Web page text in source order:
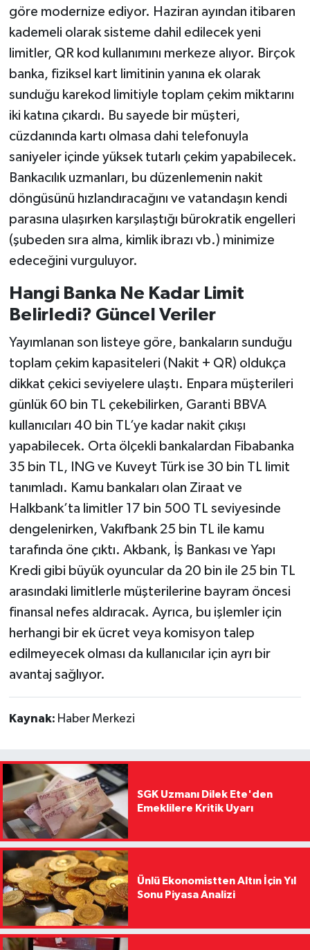
göre modernize ediyor. Haziran ayından itibaren
kademeli olarak sisteme dahil edilecek yeni
limitler, QR kod kullanımını merkeze alıyor. Birçok
banka, fiziksel kart limitinin yanına ek olarak
sunduğu karekod limitiyle toplam çekim miktarını
iki katına çıkardı. Bu sayede bir müşteri,
cüzdanında kartı olmasa dahi telefonuyla
saniyeler içinde yüksek tutarlı çekim yapabilecek.
Bankacılık uzmanları, bu düzenlemenin nakit
döngüsünü hızlandıracağını ve vatandaşın kendi
parasına ulaşırken karşılaştığı bürokratik engelleri
(şubeden sıra alma, kimlik ibrazı vb.) minimize
edeceğini vurguluyor.
Hangi Banka Ne Kadar Limit
Belirledi? Güncel Veriler
Yayımlanan son listeye göre, bankaların sunduğu
toplam çekim kapasiteleri (Nakit + QR) oldukça
dikkat çekici seviyelere ulaştı. Enpara müşterileri
günlük 60 bin TL çekebilirken, Garanti BBVA
kullanıcıları 40 bin TL’ye kadar nakit çıkışı
yapabilecek. Orta ölçekli bankalardan Fibabanka
35 bin TL, ING ve Kuveyt Türk ise 30 bin TL limit
tanımladı. Kamu bankaları olan Ziraat ve
Halkbank’ta limitler 17 bin 500 TL seviyesinde
dengelenirken, Vakıfbank 25 bin TL ile kamu
tarafında öne çıktı. Akbank, İş Bankası ve Yapı
Kredi gibi büyük oyuncular da 20 bin ile 25 bin TL
arasındaki limitlerle müşterilerine bayram öncesi
finansal nefes aldıracak. Ayrıca, bu işlemler için
herhangi bir ek ücret veya komisyon talep
edilmeyecek olması da kullanıcılar için ayrı bir
avantaj sağlıyor.
Kaynak: Haber Merkezi
SGK Uzmanı Dilek Ete'den
Emeklilere Kritik Uyarı
Ünlü Ekonomistten Altın İçin Yıl
Sonu Piyasa Analizi